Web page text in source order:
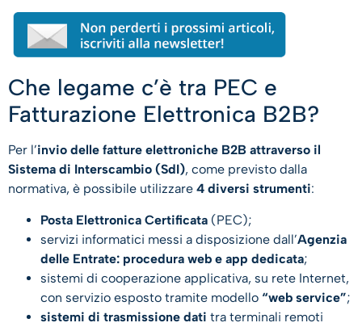
Che legame c’è tra PEC e
Fatturazione Elettronica B2B?
Per l’invio delle fatture elettroniche B2B attraverso il
Sistema di Interscambio (SdI), come previsto dalla
normativa, è possibile utilizzare 4 diversi strumenti:
Posta Elettronica Certificata (PEC);
servizi informatici messi a disposizione dall’Agenzia
delle Entrate: procedura web e app dedicata;
sistemi di cooperazione applicativa, su rete Internet,
con servizio esposto tramite modello “web service”;
sistemi di trasmissione dati tra terminali remoti